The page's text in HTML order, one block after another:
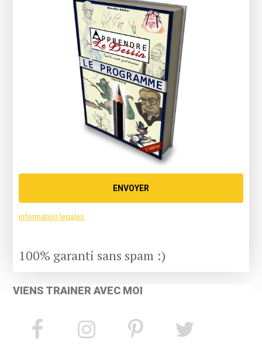
ENVOYER
information legales
100% garanti sans spam :)
VIENS TRAINER AVEC MOI